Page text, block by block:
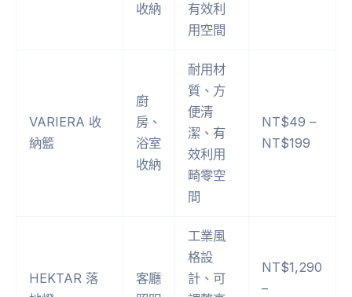
收納
有效利
用空間
VARIERA 收
納籃
廚
房、
浴室
收納
耐用材
質、方
便清
潔、有
效利用
畸零空
間
NT$49 –
NT$199
HEKTAR 落
客廳
工業風
格設
計、可
NT$1,290
–